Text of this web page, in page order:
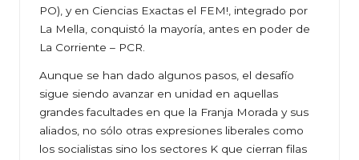
PO), y en Ciencias Exactas el FEM!, integrado por
La Mella, conquistó la mayoría, antes en poder de
La Corriente – PCR.
Aunque se han dado algunos pasos, el desafío
sigue siendo avanzar en unidad en aquellas
grandes facultades en que la Franja Morada y sus
aliados, no sólo otras expresiones liberales como
los socialistas sino los sectores K que cierran filas